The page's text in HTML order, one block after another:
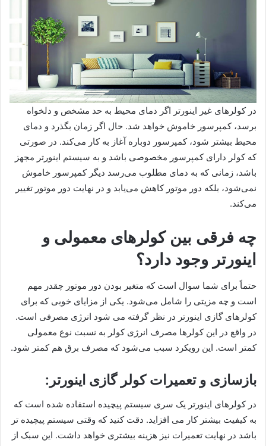
در کولرهای غیر اینورتر اگر دمای محیط به حد مشخص و دلخواه
برسد، کمپرسور خاموش خواهد شد. حال اگر زمان بگذرد و دمای
محیط بیشتر شود، کمپرسور دوباره آغاز به کار می‌کند. در صورتی
که کولر دارای کمپرسور مخصوصی باشد و به سیستم اینورتر مجهز
باشد، زمانی که به دمای مطلوب می‌رسد دیگر کمپرسور خاموش
نمی‌شود، بلکه دور موتور کاهش می‌یابد و در نهایت دور موتور تغییر
می‌کند.
چه فرقی بین کولرهای معمولی و
اینورتر وجود دارد؟
حتماً برای شما سوال است که متغیر بودن دور موتور چقدر مهم
است و چه مزیتی را شامل می‌شود. یکی از مزایای خوبی که برای
کولرهای گازی اینورتر در نظر گرفته می شود انرژی مصرفی است.
در واقع در این کولرها مصرف انرژی کولر به نسبت نوع معمولی
کمتر است. این رویکرد سبب می‌شود که مصرف برق هم کمتر شود.
بازسازی و تعمیرات کولر گازی اینورتر:
در کولرهای اینورتر یک سری سیستم پیچیده استفاده شده است که
به کیفیت بیشتر کار می افزاید. دقت کنید که وقتی سیستم پیچیده تر
باشد در نهایت تعمیرات نیز هزینه بیشتری خواهد داشت. این سبک از